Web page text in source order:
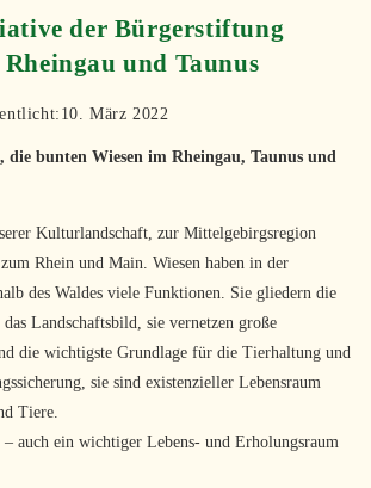
der Bürgerstiftung
Rheingau und Taunus
10. März 2022
die bunten Wiesen im Rheingau, Taunus und
Kulturlandschaft, zur Mittelgebirgsregion
Rhein und Main. Wiesen haben in der
des Waldes viele Funktionen. Sie gliedern die
Landschaftsbild, sie vernetzen große
die wichtigste Grundlage für die Tierhaltung und
sie sind existenzieller Lebensraum
Tiere.
auch ein wichtiger Lebens- und Erholungsraum